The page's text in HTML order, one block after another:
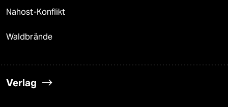
Nahost-Konflikt
Waldbrände
Verlag